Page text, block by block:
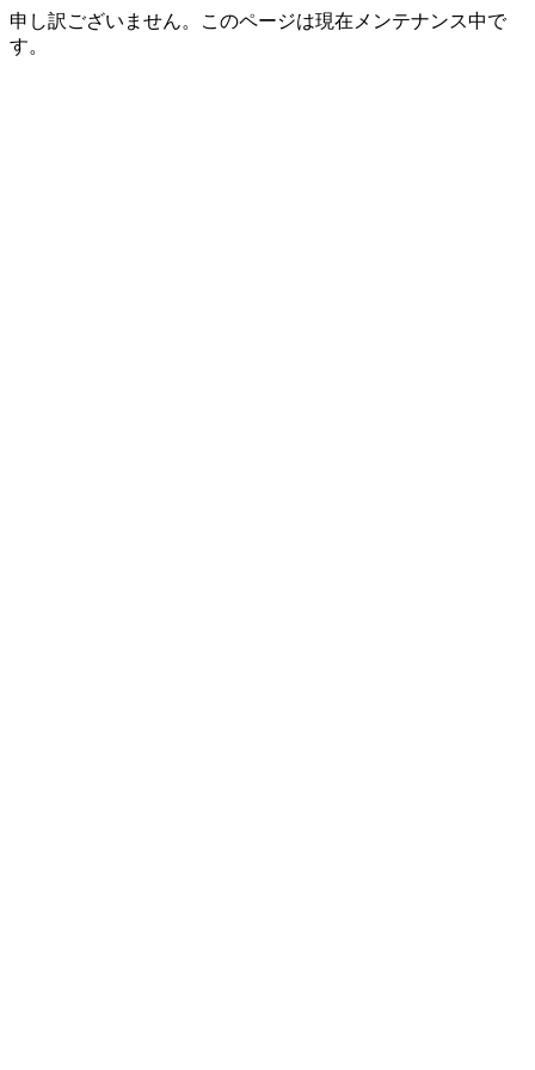
申し訳ございません。このページは現在メンテナンス中で
す。